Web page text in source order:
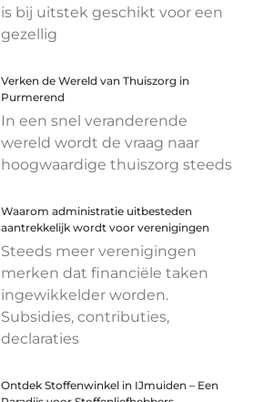
is bij uitstek geschikt voor een
gezellig
Verken de Wereld van Thuiszorg in
Purmerend
In een snel veranderende
wereld wordt de vraag naar
hoogwaardige thuiszorg steeds
Waarom administratie uitbesteden
aantrekkelijk wordt voor verenigingen
Steeds meer verenigingen
merken dat financiële taken
ingewikkelder worden.
Subsidies, contributies,
declaraties
Ontdek Stoffenwinkel in IJmuiden – Een